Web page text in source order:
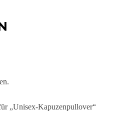
„Unisex-Kapuzenpullover“